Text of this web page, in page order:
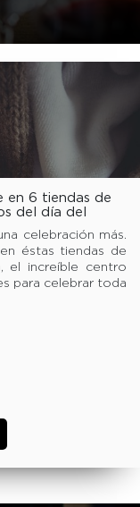
en 6 tiendas de
del día del
celebración más.
éstas tiendas de
el increíble centro
para celebrar toda